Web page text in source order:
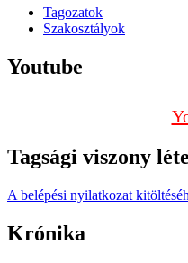
Tagozatok
Szakosztályok
Youtube
Tagsági viszony
A belépési nyilatkozat
Krónika